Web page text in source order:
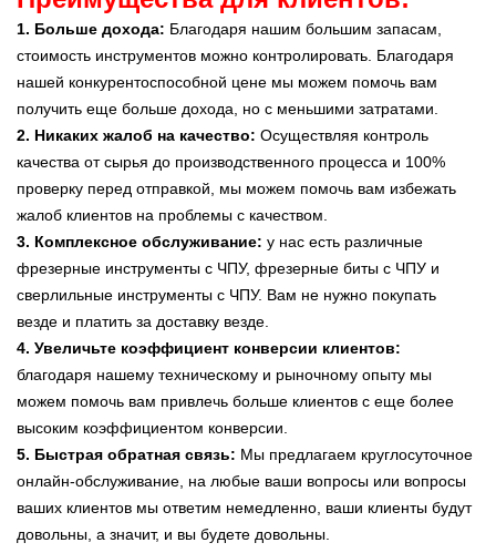
1. Больше дохода: Благодаря нашим большим запасам,
стоимость инструментов можно контролировать. Благодаря
нашей конкурентоспособной цене мы можем помочь вам
получить еще больше дохода, но с меньшими затратами.
2. Никаких жалоб на качество: Осуществляя контроль
качества от сырья до производственного процесса и 100%
проверку перед отправкой, мы можем помочь вам избежать
жалоб клиентов на проблемы с качеством.
3. Комплексное обслуживание: у нас есть различные
фрезерные инструменты с ЧПУ, фрезерные биты с ЧПУ и
сверлильные инструменты с ЧПУ. Вам не нужно покупать
везде и платить за доставку везде.
4. Увеличьте коэффициент конверсии клиентов:
благодаря нашему техническому и рыночному опыту мы
можем помочь вам привлечь больше клиентов с еще более
высоким коэффициентом конверсии.
5. Быстрая обратная связь: Мы предлагаем круглосуточное
онлайн-обслуживание, на любые ваши вопросы или вопросы
ваших клиентов мы ответим немедленно, ваши клиенты будут
довольны, а значит, и вы будете довольны.